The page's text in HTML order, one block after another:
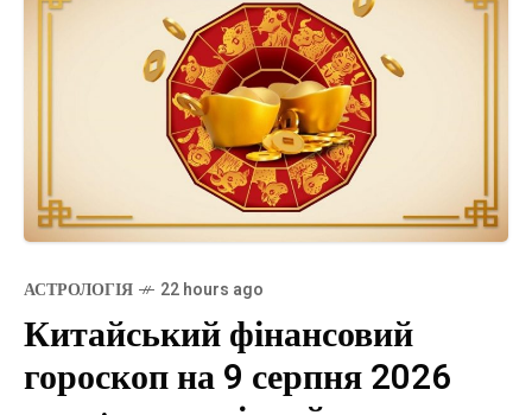
АСТРОЛОГІЯ 22 hours ago
Китайський фінансовий
гороскоп на 9 серпня 2026